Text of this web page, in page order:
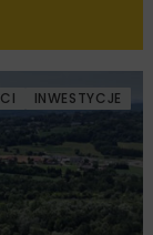
INWESTYCJE